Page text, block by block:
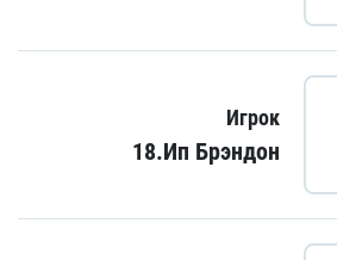
Игрок
18.Ип Брэндон